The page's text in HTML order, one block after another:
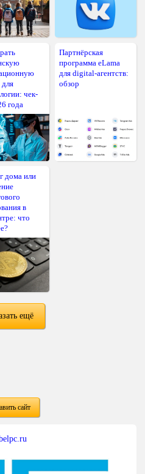
для
чек-
года
Партнёрская
программа eLama
для digital-агентств:
обзор
дома или
в
что
ещё
сайт